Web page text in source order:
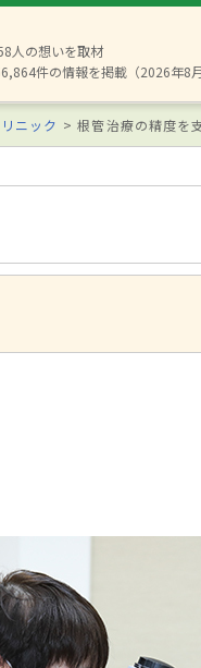
人の想いを取材
件の情報を掲載（2026年8
ニック 根管治療の精度を